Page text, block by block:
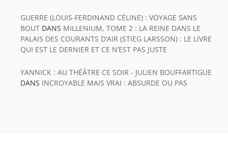
GUERRE (LOUIS-FERDINAND CÉLINE) : VOYAGE SANS
BOUT DANS MILLENIUM, TOME 2 : LA REINE DANS LE
PALAIS DES COURANTS D’AIR (STIEG LARSSON) : LE LIVRE
QUI EST LE DERNIER ET CE N’EST PAS JUSTE
YANNICK : AU THÉÂTRE CE SOIR - JULIEN BOUFFARTIGUE
DANS INCROYABLE MAIS VRAI : ABSURDE OU PAS